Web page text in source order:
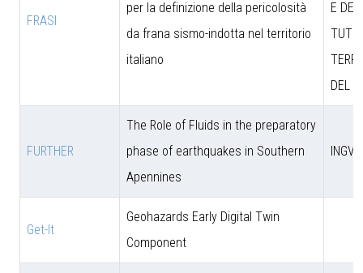
FRASI
per la definizione della pericolosità
da frana sismo-indotta nel territorio
italiano
E
DEL
FURTHER
The Role of Fluids in the preparatory
phase of earthquakes in Southern
Apennines
INGV
Get-It
Geohazards Early Digital Twin
Component